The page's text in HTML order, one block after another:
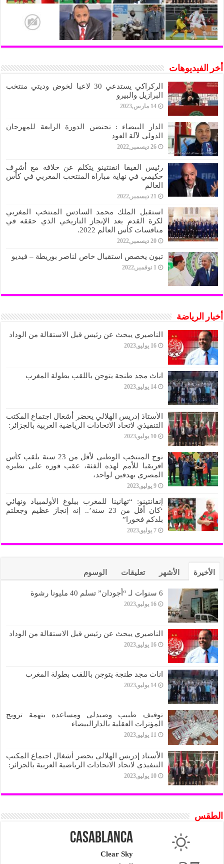
أخر الفيديوهات
الركراكي يستدعي 30 لاعبا لخوض وديتي منتخب
البرازيل والبيرو
14 مارس,2023
الدار البيضاء : تحتضن الدورة الرابعة للمهرجان
الدولي لآلة العود
26 ديسمبر,2022
رئيس الفيفا انفنتينو يتكلم عن خلافه مع أشرف
حكيمي في نهاية مباراة المنتخب المغربي في كأس
العالم
21 ديسمبر,2022
استقبل الملك محمد السادس المنتخب المغربي
لكرة القدم بعد الإنجاز التاريخي الذي حققه في
منافسات كأس العالم 2022.
20 ديسمبر,2022
تبون يخصص استقبال خاص لناصر بوريطة – فيديو
1 نوفمبر,2022
أخبار الرياضة
الناصيري يبحث عن رئيس قبل الاستقالة من الوداد
16 يوليو,2023
اناث مجد طنجة يتوجن باللقب بطولة المغرب
14 يوليو,2023
الأستاذ إدريس الهلالي يحضر أشغال اجتماع المكتب
التنفيذي لاتحاد الاتحادات الرياضية العربية بالجزائر:
10 يوليو,2023
توج المنتخب الوطني لأقل من 23 سنة بلقب كأس
افريقيا للأمم لهذه الفئة، عقب فوزه على نظيره
المصري بهدفين لواحد،
9 يوليو,2023
إنفانتينو: “تهانينا للمغرب ببلوغ الأولمبياد ونهائي
‘كان أقل من 23 سنة’.. إنه إنجاز عظيم وجعلتم
بلدكم فخورا”
7 يوليو,2023
الأخيرة الأشهر تعليقات الوسوم
6 سنوات لـ “أجودان” تسلم 40 مليونا رشوة
16 يوليو,2023
الناصيري يبحث عن رئيس قبل الاستقالة من الوداد
16 يوليو,2023
اناث مجد طنجة يتوجن باللقب بطولة المغرب
14 يوليو,2023
توقيف طبيب وصيدلي ومساعده بتهمة ترويج
المؤثرات العقلية بالدارالبيضاء
11 يوليو,2023
الأستاذ إدريس الهلالي يحضر أشغال اجتماع المكتب
التنفيذي لاتحاد الاتحادات الرياضية العربية بالجزائر:
10 يوليو,2023
الطقس
Casablanca
Clear Sky